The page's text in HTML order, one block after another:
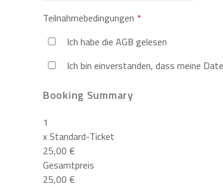
Teilnahmebedingungen
Ich habe die AGB gelesen
Ich bin einverstanden, dass meine
Booking Summary
1
x Standard-Ticket
25,00 €
Gesamtpreis
25,00 €